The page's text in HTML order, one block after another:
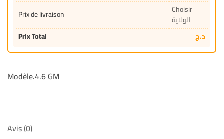
Prix de livraison
Choisir
الولاية
Prix Total
د.ج
Modèle.4.6 GM
Avis (0)